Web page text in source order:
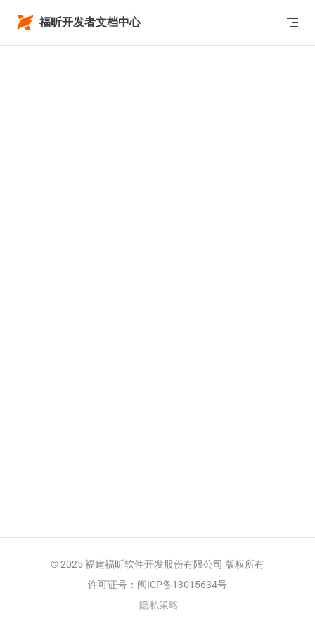
Skip to content
福昕开发者文档中心
Return to top
© 2025 福建福昕软件开发股份有限公司 版权所有
许可证号：闽ICP备13015634号
隐私策略